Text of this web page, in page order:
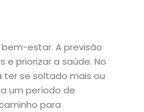
estar. A previsão
priorizar a saúde. No
ter se soltado mais ou
um período de
para